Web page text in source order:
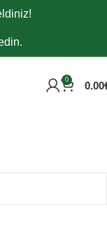
0 0.00